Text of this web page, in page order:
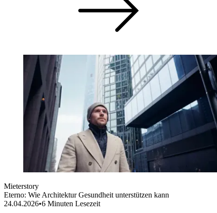
Mieterstory
Eterno: Wie Architektur Gesundheit unterstützen kann
24.04.2026•6 Minuten Lesezeit